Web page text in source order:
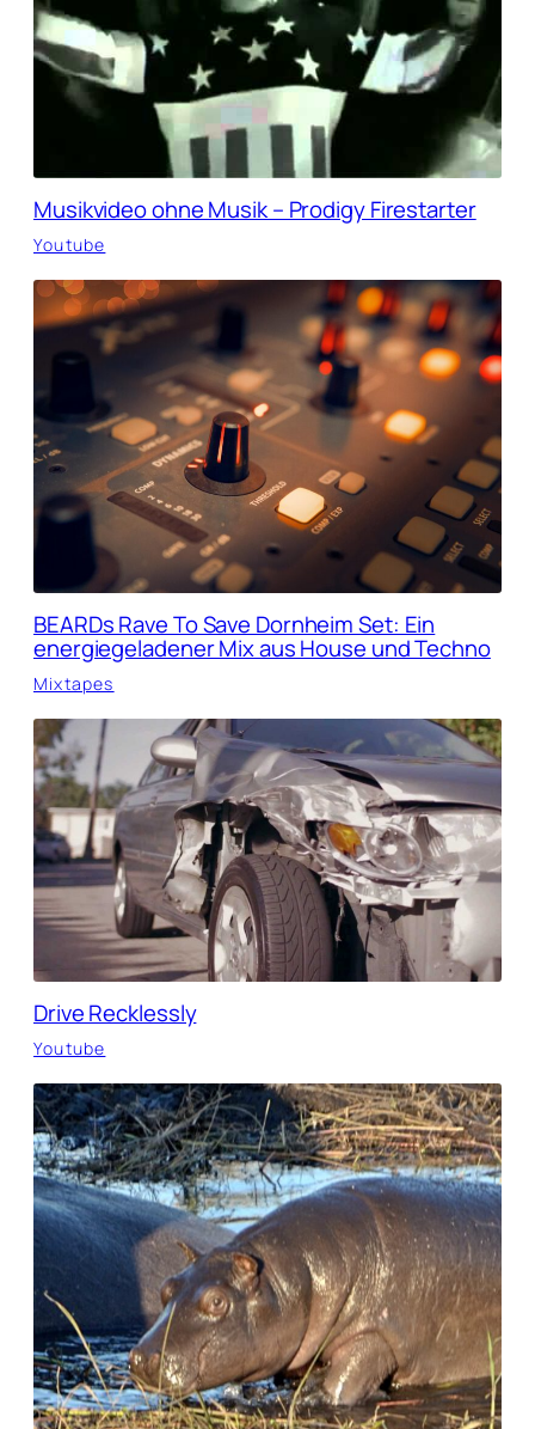
Musikvideo ohne Musik – Prodigy Firestarter
Youtube
BEARDs Rave To Save Dornheim Set: Ein
energiegeladener Mix aus House und Techno
Mixtapes
Drive Recklessly
Youtube